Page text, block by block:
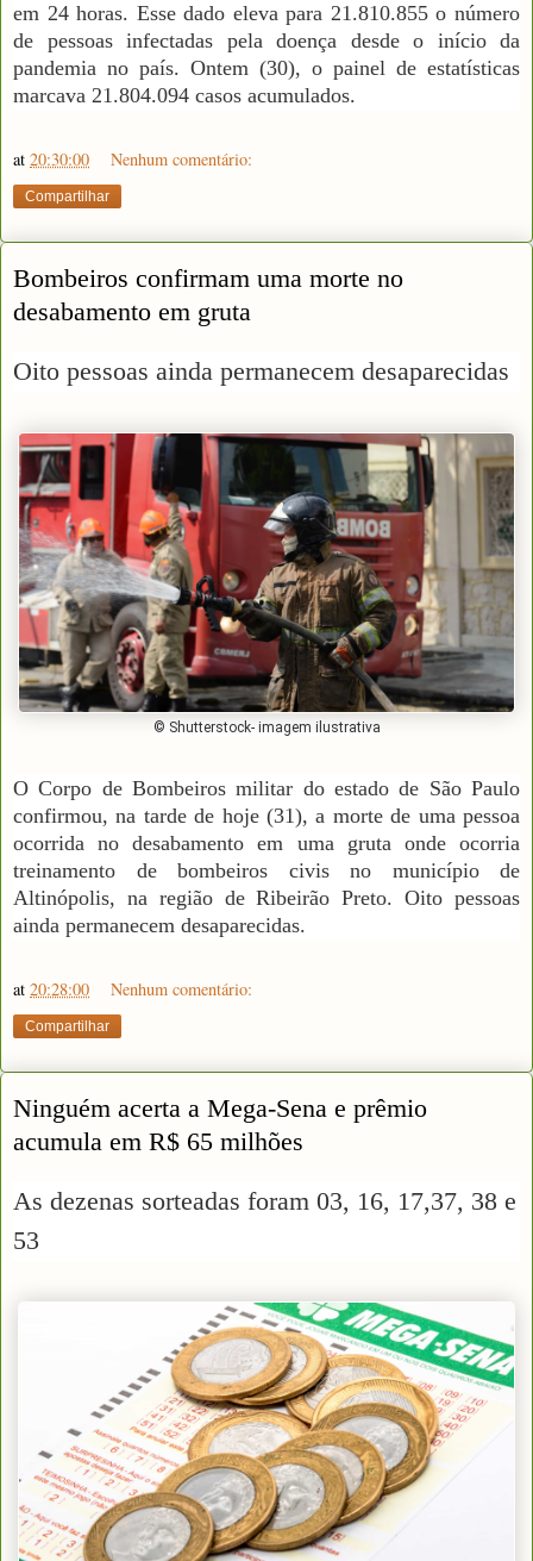
em 24 horas. Esse dado eleva para 21.810.855 o número
de pessoas infectadas pela doença desde o início da
pandemia no país. Ontem (30), o painel de estatísticas
marcava 21.804.094 casos acumulados.
at 20:30:00 Nenhum comentário:
Compartilhar
Bombeiros confirmam uma morte no
desabamento em gruta
Oito pessoas ainda permanecem desaparecidas
© Shutterstock- imagem ilustrativa
O Corpo de Bombeiros militar do estado de São Paulo
confirmou, na tarde de hoje (31), a morte de uma pessoa
ocorrida no desabamento em uma gruta onde ocorria
treinamento de bombeiros civis no município de
Altinópolis, na região de Ribeirão Preto. Oito pessoas
ainda permanecem desaparecidas.
at 20:28:00 Nenhum comentário:
Compartilhar
Ninguém acerta a Mega-Sena e prêmio
acumula em R$ 65 milhões
As dezenas sorteadas foram 03, 16, 17,37, 38 e
53